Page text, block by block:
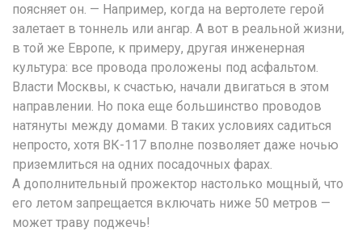
поясняет он. — Например, когда на вертолете герой
залетает в тоннель или ангар. А вот в реальной жизни,
в той же Европе, к примеру, другая инженерная
культура: все провода проложены под асфальтом.
Власти Москвы, к счастью, начали двигаться в этом
направлении. Но пока еще большинство проводов
натянуты между домами. В таких условиях садиться
непросто, хотя ВК-117 вполне позволяет даже ночью
приземлиться на одних посадочных фарах.
А дополнительный прожектор настолько мощный, что
его летом запрещается включать ниже 50 метров —
может траву поджечь!